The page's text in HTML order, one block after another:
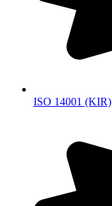
ISO 14001 (KIR)